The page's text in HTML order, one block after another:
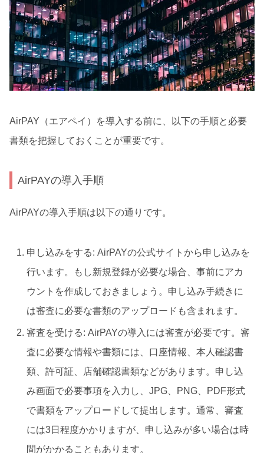
AirPAY（エアペイ）を導入する前に、以下の手順と必要
書類を把握しておくことが重要です。
AirPAYの導入手順
AirPAYの導入手順は以下の通りです。
申し込みをする: AirPAYの公式サイトから申し込みを
行います。もし新規登録が必要な場合、事前にアカ
ウントを作成しておきましょう。申し込み手続きに
は審査に必要な書類のアップロードも含まれます。
審査を受ける: AirPAYの導入には審査が必要です。審
査に必要な情報や書類には、口座情報、本人確認書
類、許可証、店舗確認書類などがあります。申し込
み画面で必要事項を入力し、JPG、PNG、PDF形式
で書類をアップロードして提出します。通常、審査
には3日程度かかりますが、申し込みが多い場合は時
間がかかることもあります。